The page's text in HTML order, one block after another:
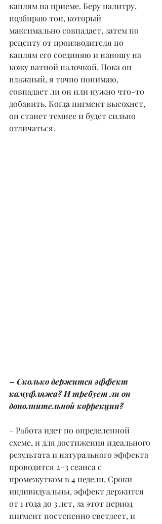
каплям на приеме. Беру палитру,
подбираю тон, который
максимально совпадает, затем по
рецепту от производителя по
каплям его соединяю и наношу на
кожу ватной палочкой. Пока он
влажный, я точно понимаю,
совпадает ли он или нужно что-то
добавить. Когда пигмент высохнет,
он станет темнее и будет сильно
отличаться.
– Сколько держится эффект
камуфляжа? И требует ли он
дополнительной коррекции?
– Работа идет по определенной
схеме, и для достижения идеального
результата и натурального эффекта
проводится 2–3 сеанса с
промежутком в 4 недели. Сроки
индивидуальны, эффект держится
от 1 года до 3 лет, за этот период
пигмент постепенно светлеет, и